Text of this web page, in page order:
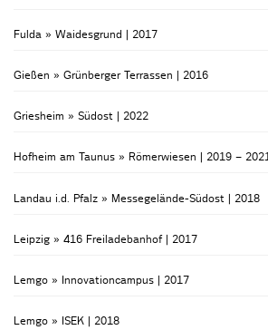
Fulda » Waidesgrund | 2017
Gießen » Grünberger Terrassen | 2016
Griesheim » Südost | 2022
Hofheim am Taunus » Römerwiesen | 2019 – 2021
Landau i.d. Pfalz » Messegelände-Südost | 2018
Leipzig » 416 Freiladebanhof | 2017
Lemgo » Innovationcampus | 2017
Lemgo » ISEK | 2018